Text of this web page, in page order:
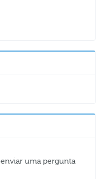
uma pergunta